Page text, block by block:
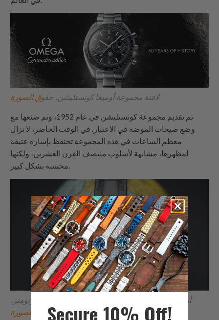
لافتة مجموعة أوميغا كونستليشن، حقوق الصورة
تم تقديم مجموعة كونستليشن في عام 1952، وتم صنعها مع
وضع صيحات الموضة في الاعتبار. في الوقت الحاضر، لا تزال
معظم الساعات في هذه المجموعة تحتفظ بإشارة عتيقة
لمظهرها، مشابهة لأسلوب منتصف القرن العشرين، ولكنها
أوميغا كونستليشن غلوبماستر كو-أكسيال ماستر كرونومتر،
حقوق الصورةSecure 10% Off!